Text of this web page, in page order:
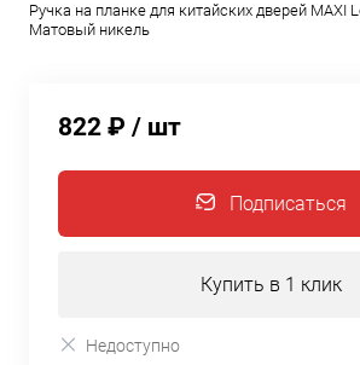
Ручка на планке для китайских дверей MAXI
Матовый никель
822 ₽ / шт
Подписаться
Купить в 1 клик
Недоступно